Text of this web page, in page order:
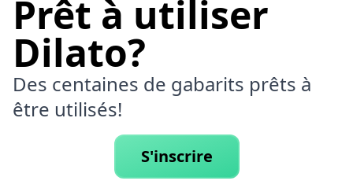
Prêt à utiliser
Dilato?
Des centaines de gabarits prêts à
être utilisés!
S'inscrire